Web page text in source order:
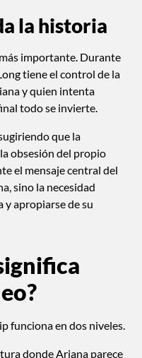
la historia
importante. Durante
tiene el control de la
y quien intenta
todo se invierte.
que la
obsesión del propio
el mensaje central del
sino la necesidad
y apropiarse de su
funciona en dos niveles.
donde Ariana parece